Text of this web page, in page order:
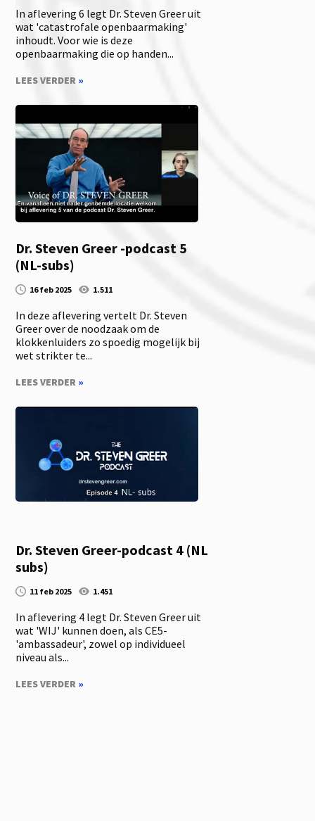
In aflevering 6 legt Dr. Steven Greer uit
wat 'catastrofale openbaarmaking'
inhoudt. Voor wie is deze
openbaarmaking die op handen...
LEES VERDER »
Dr. Steven Greer -podcast 5
(NL-subs)
16 feb 2025 1.511
In deze aflevering vertelt Dr. Steven
Greer over de noodzaak om de
klokkenluiders zo spoedig mogelijk bij
wet strikter te...
LEES VERDER »
Dr. Steven Greer-podcast 4 (NL
subs)
11 feb 2025 1.451
In aflevering 4 legt Dr. Steven Greer uit
wat 'WIJ' kunnen doen, als CE5-
'ambassadeur', zowel op individueel
niveau als...
LEES VERDER »